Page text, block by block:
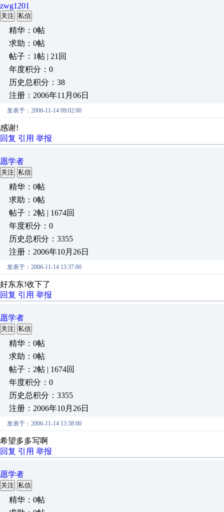
zwg1201
关注 私信
精华：0帖
求助：0帖
帖子：1帖 | 21回
年度积分：0
历史总积分：38
注册：2006年11月06日
发表于：2006-11-14 09:02:00
感谢!
回复 引用 举报
愿学者
关注 私信
精华：0帖
求助：0帖
帖子：2帖 | 1674回
年度积分：0
历史总积分：3355
注册：2006年10月26日
发表于：2006-11-14 13:37:00
好东东!收下了
回复 引用 举报
愿学者
关注 私信
精华：0帖
求助：0帖
帖子：2帖 | 1674回
年度积分：0
历史总积分：3355
注册：2006年10月26日
发表于：2006-11-14 13:38:00
希望多多写啊
回复 引用 举报
愿学者
关注 私信
精华：0帖